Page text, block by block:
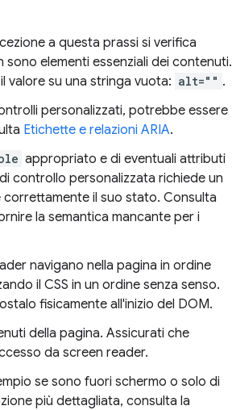
a questa prassi si verifica
elementi essenziali dei contenuti.
valore su una stringa vuota: alt="" .
personalizzati, potrebbe essere
Etichette e relazioni ARIA.
appropriato e di eventuali attributi
controllo personalizzata richiede un
il suo stato. Consulta
la semantica mancante per i
navigano nella pagina in ordine
il CSS in un ordine senza senso.
fisicamente all'inizio del DOM.
della pagina. Assicurati che
da screen reader.
se sono fuori schermo o solo di
più dettagliata, consulta la